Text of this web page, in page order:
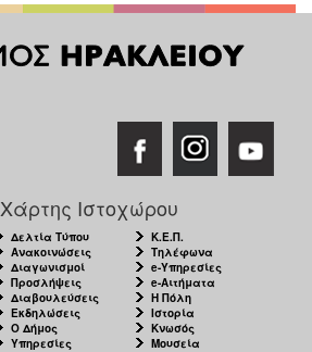
Χάρτης Ιστοχώρου
Δελτία Τύπου
Ανακοινώσεις
Διαγωνισμοί
Προσλήψεις
Διαβουλεύσεις
Εκδηλώσεις
Ο Δήμος
Υπηρεσίες
Κ.Ε.Π.
Τηλέφωνα
e-Υπηρεσίες
e-Αιτήματα
Η Πόλη
Ιστορία
Κνωσός
Μουσεία